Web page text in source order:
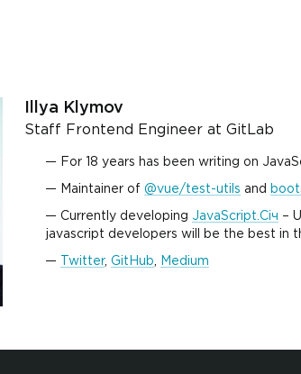
Illya Klymov
Staff Frontend Engineer at GitLab
For 18 years has been writing on
Maintainer of @vue/test-utils and
Currently developing JavaScript.Січ –
javascript developers will be the best in
Twitter, GitHub Medium